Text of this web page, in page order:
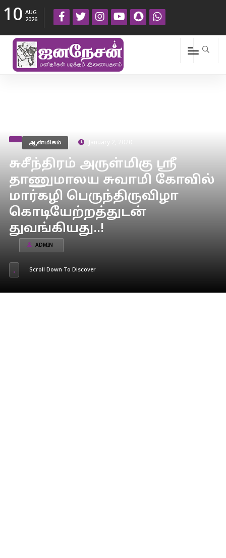
10 AUG
2026
ஆன்மிகம்
சுசீந்திரம் அருள்மிகு ஸ்ரீ
தாணுமாலய சுவாமி கோவில்
மார்கழி பெருந்திருவிழா
கொடியேற்றத்துடன்
துவங்கியது..!
ADMIN
Scroll Down To Discover